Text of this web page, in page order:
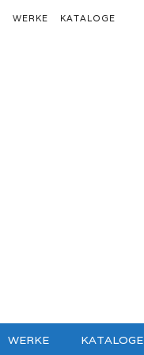
WERKE KATALOGE
WERKE KATALOGE